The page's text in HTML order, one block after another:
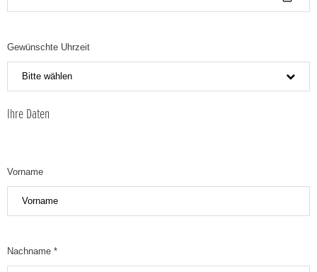
Gewünschte Uhrzeit
Bitte wählen
Ihre Daten
Vorname
Nachname *